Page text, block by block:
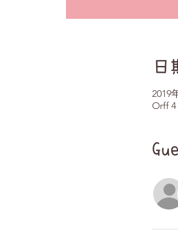
日
2019
Orff